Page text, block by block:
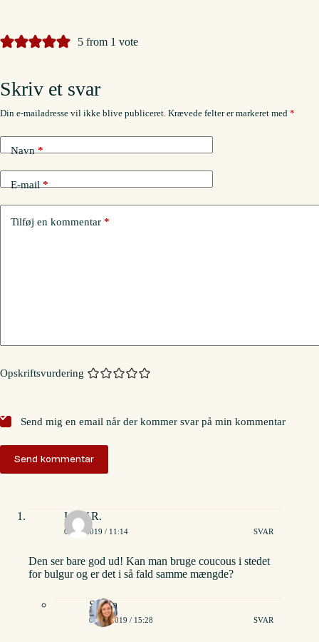
5 from 1 vote
Skriv et svar
Din e-mailadresse vil ikke blive publiceret. Krævede felter er markeret med *
Navn*
E-mail*
Tilføj en kommentar *
Opskriftsvurdering
Send mig en email når der kommer svar på min kommentar
Send kommentar
Ida V.R.
08/07/2019 / 11:14 SVAR
Den ser bare god ud! Kan man bruge coucous i stedet
for bulgur og er det i så fald samme mængde?
Stinna
08/07/2019 / 15:28 SVAR